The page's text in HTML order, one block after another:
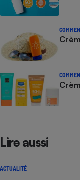
Lire aussi
ACTUALITÉ